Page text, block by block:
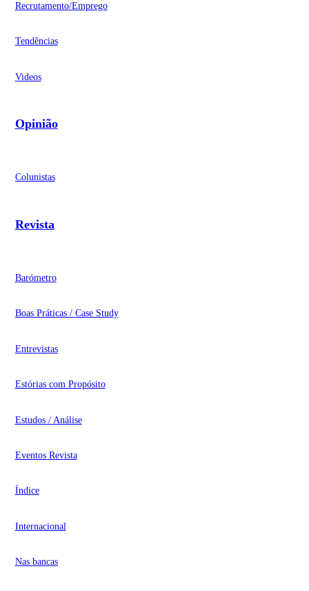
Recrutamento/Emprego
Tendências
Videos
Opinião
Colunistas
Revista
Barómetro
Boas Práticas / Case Study
Entrevistas
Estórias com Propósito
Estudos / Análise
Eventos Revista
Índice
Internacional
Nas bancas